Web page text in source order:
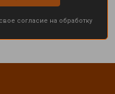
согласие на обработку